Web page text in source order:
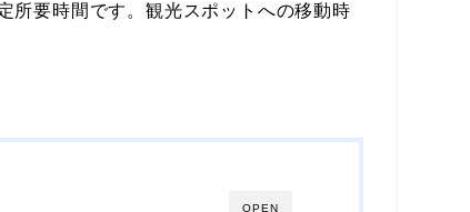
所要時間です。観光スポットへの移動時
OPEN